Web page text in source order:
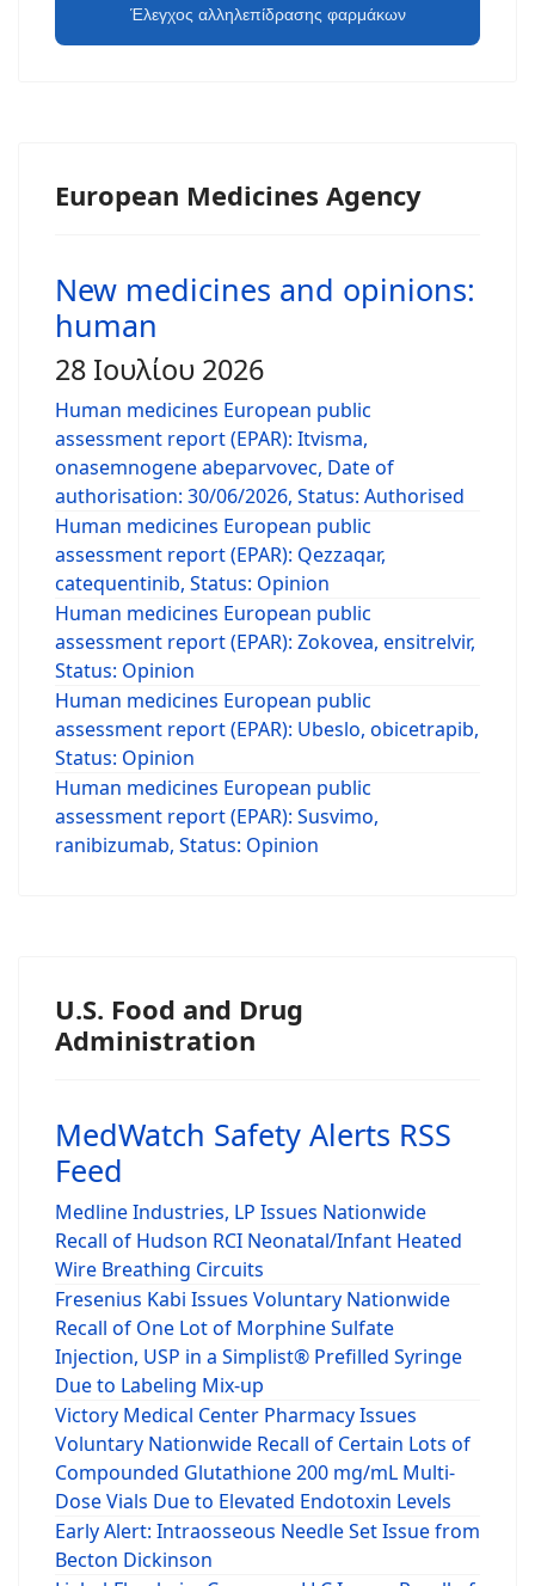
Έλεγχος αλληλεπίδρασης φαρμάκων
European Medicines Agency
New medicines and opinions:
human
28 Ιουλίου 2026
Human medicines European public
assessment report (EPAR): Itvisma,
onasemnogene abeparvovec, Date of
authorisation: 30/06/2026, Status: Authorised
Human medicines European public
assessment report (EPAR): Qezzaqar,
catequentinib, Status: Opinion
Human medicines European public
assessment report (EPAR): Zokovea, ensitrelvir,
Status: Opinion
Human medicines European public
assessment report (EPAR): Ubeslo, obicetrapib,
Status: Opinion
Human medicines European public
assessment report (EPAR): Susvimo,
ranibizumab, Status: Opinion
U.S. Food and Drug
Administration
MedWatch Safety Alerts RSS
Feed
Medline Industries, LP Issues Nationwide
Recall of Hudson RCI Neonatal/Infant Heated
Wire Breathing Circuits
Fresenius Kabi Issues Voluntary Nationwide
Recall of One Lot of Morphine Sulfate
Injection, USP in a Simplist® Prefilled Syringe
Due to Labeling Mix-up
Victory Medical Center Pharmacy Issues
Voluntary Nationwide Recall of Certain Lots of
Compounded Glutathione 200 mg/mL Multi-
Dose Vials Due to Elevated Endotoxin Levels
Early Alert: Intraosseous Needle Set Issue from
Becton Dickinson